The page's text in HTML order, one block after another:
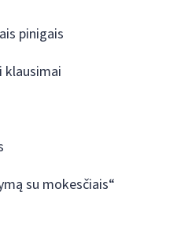
pinigais
klausimai
su mokesčiais“